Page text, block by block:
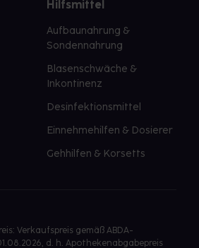
Hilfsmittel
Aufbaunahrung &
Sondennahrung
Blasenschwäche &
Inkontinenz
Desinfektionsmittel
Einnehmehilfen & Dosierer
Gehhilfen & Korsetts
Verkaufspreis gemäß ABDA-
d. h. Apothekenabgabepreis